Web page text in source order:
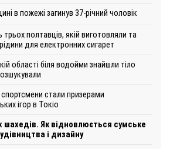
в пожежі загинув 37-річний чоловік
полтавців, якій виготовляли та
для електронних сигарет
області біля водойми знайшли тіло
спортсмени стали призерами
ігор в Токіо
шахедів. Як відновлюється сумське
і дизайну